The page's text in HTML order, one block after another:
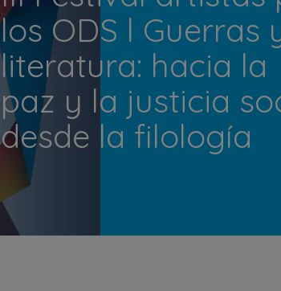
los ODS l Guerras
literatura: hacia la
paz y la justicia
desde la filología